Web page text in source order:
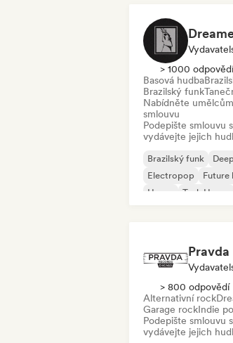
> 1000 odpovědí
Basová hudba
Brazilský funk
Nabídněte
smlouvu
Podepište smlouvu
vydávejte jejich
Brazilský funk
Electropop
Future
House
Tech House
Pravda
> 800 odpovědí
Alternativní rock
Garage rockIndie
Podepište smlouvu
vydávejte jejich